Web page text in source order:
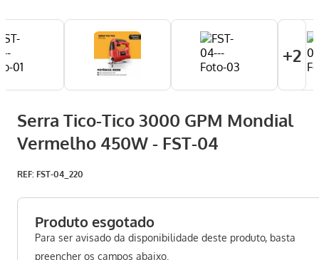
+2
Serra Tico-Tico 3000 GPM Mondial
Vermelho 450W - FST-04
: FST-04_220